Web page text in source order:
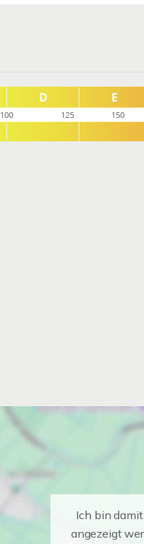
Ich bin
angezeigt